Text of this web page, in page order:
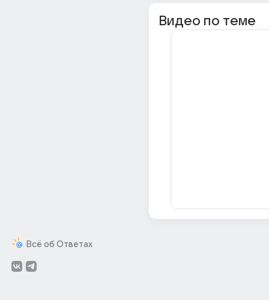
Всё об Ответах
Видео по теме